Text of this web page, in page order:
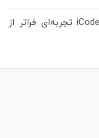
یادگیری برنامه‌نویسی در iCode تجربه‌ای فراتر از